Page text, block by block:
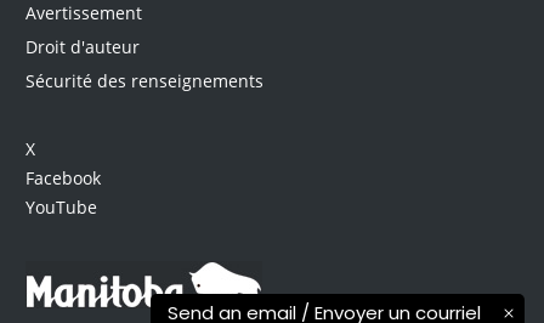
Send an email / Envoyer un courriel
Avertissement
Droit d'auteur
Sécurité des renseignements
X
Facebook
YouTube